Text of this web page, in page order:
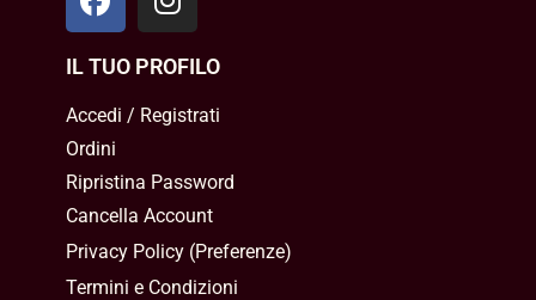
IL TUO PROFILO
Accedi / Registrati
Ordini
Ripristina Password
Cancella Account
Privacy Policy(Preferenze)
Termini e Condizioni